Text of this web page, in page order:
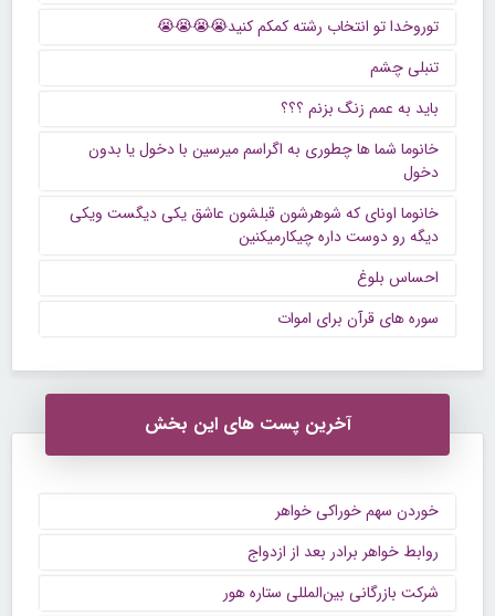
توروخدا تو انتخاب رشته کمکم کنید😭😭😭😭
تنبلی چشم
باید به عمم زنگ بزنم ؟؟؟
خانوما شما ها چطوری به اگراسم میرسین با دخول یا بدون
دخول
خانوما اونای که شوهرشون قبلشون عاشق یکی دیگست ویکی
دیگه رو دوست داره چیکارمیکنین
احساس بلوغ
سوره های قرآن برای اموات
آخرین پست های این بخش
خوردن سهم خوراکی خواهر
روابط خواهر برادر بعد از ازدواج
شرکت بازرگانی بین‌المللی ستاره هور